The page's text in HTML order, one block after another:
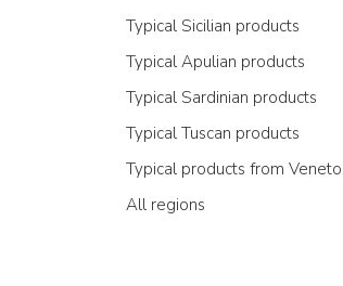
Typical Sicilian products
Typical Apulian products
Typical Sardinian products
Typical Tuscan products
Typical products from Veneto
All regions